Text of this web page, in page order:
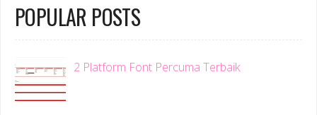
POPULAR POSTS
2 Platform Font Percuma Terbaik